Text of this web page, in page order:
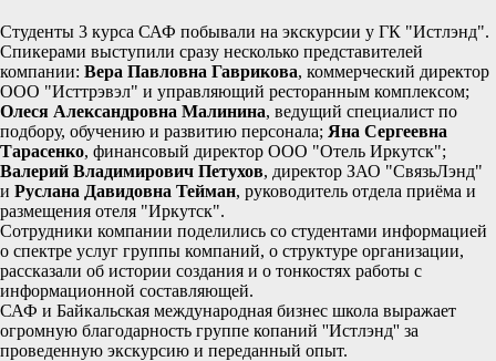
Студенты 3 курса САФ побывали на экскурсии у ГК "Истлэнд".
Спикерами выступили сразу несколько представителей
компании: Вера Павловна Гаврикова, коммерческий директор
ООО "Исттрэвэл" и управляющий ресторанным комплексом;
Олеся Александровна Малинина, ведущий специалист по
подбору, обучению и развитию персонала; Яна Сергеевна
Тарасенко, финансовый директор ООО "Отель Иркутск";
Валерий Владимирович Петухов, директор ЗАО "СвязьЛэнд"
и Руслана Давидовна Тейман, руководитель отдела приёма и
размещения отеля "Иркутск".
Сотрудники компании поделились со студентами информацией
о спектре услуг группы компаний, о структуре организации,
рассказали об истории создания и о тонкостях работы с
информационной составляющей.
САФ и Байкальская международная бизнес школа выражает
огромную благодарность группе копаний ''Истлэнд'' за
проведенную экскурсию и переданный опыт.